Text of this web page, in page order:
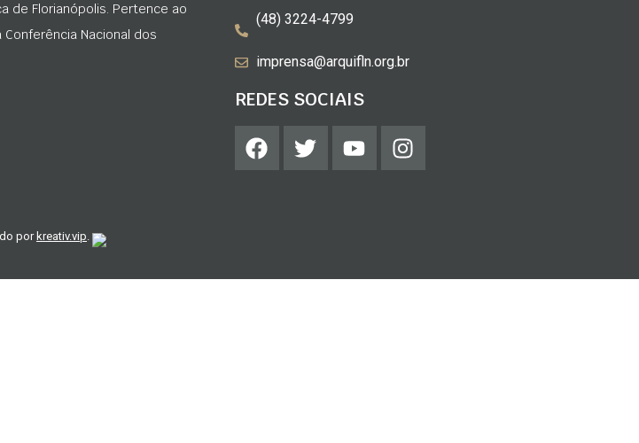
de Florianópolis. Pertence ao
Conferência Nacional dos
(48) 3224-4799
imprensa@arquifln.org.br
REDES SOCIAIS
por kreativ.vip.